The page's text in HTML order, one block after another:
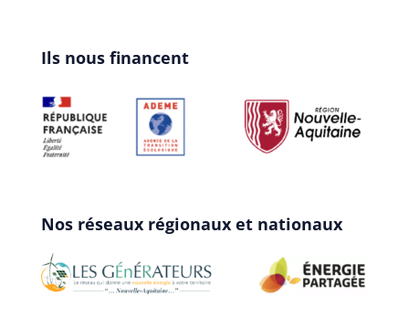
Ils nous financent
Nos réseaux régionaux et nationaux